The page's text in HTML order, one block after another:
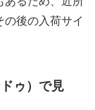
後の入荷サイ
ゥ）で見